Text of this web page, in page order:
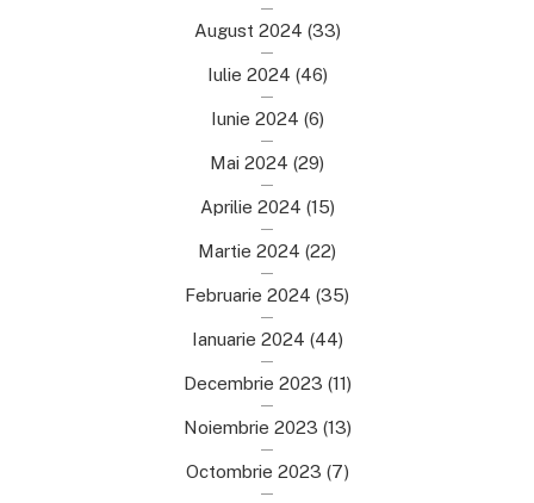
August 2024 (33)
Iulie 2024 (46)
Iunie 2024 (6)
Mai 2024 (29)
Aprilie 2024 (15)
Martie 2024 (22)
Februarie 2024 (35)
Ianuarie 2024 (44)
Decembrie 2023 (11)
Noiembrie 2023 (13)
Octombrie 2023 (7)